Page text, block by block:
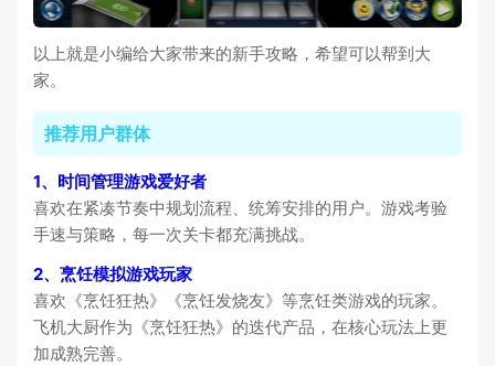
以上就是小编给大家带来的新手攻略，希望可以帮到大
家。
推荐用户群体
1、时间管理游戏爱好者
喜欢在紧凑节奏中规划流程、统筹安排的用户。游戏考验
手速与策略，每一次关卡都充满挑战。
2、烹饪模拟游戏玩家
喜欢《烹饪狂热》《烹饪发烧友》等烹饪类游戏的玩家。
飞机大厨作为《烹饪狂热》的迭代产品，在核心玩法上更
加成熟完善。